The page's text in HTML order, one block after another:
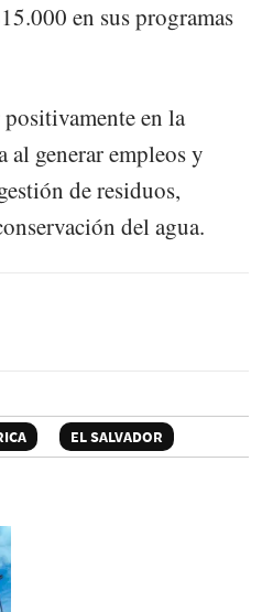
en sus programas
en la
al generar empleos y
de residuos,
del agua.
EL SALVADOR